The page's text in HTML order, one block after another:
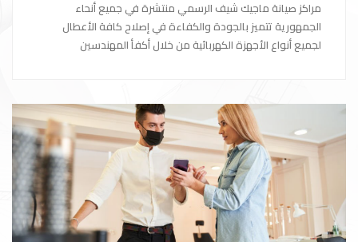
مراكز صيانة ماجيك شيف الرسمي منتشرة في جميع أنحاء
الجمهورية تتميز بالجودة والكفاءة في إصلاح كافة الأعطال
لجميع أنواع الأجهزة الكهربائية من خلال أكفأ المهندسين